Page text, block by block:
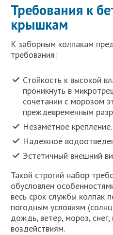
Требования к
крышкам
К заборным колпакам
требования:
Стойкость к высокой
проникнуть в
сочетании с морозом
преждевременным
Незаметное крепление.
Надежное
Эстетичный внешний
Такой строгий набор
обусловлен
весь срок службы колпак
погодным условиям
дождь, ветер, мороз,
воздействиям.